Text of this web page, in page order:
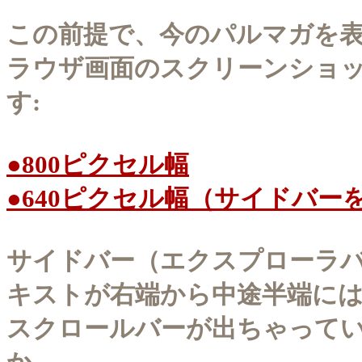
この前提で、今のパルマガを
ラウザ画面のスクリーンショ
す:
●800ピクセル幅
●640ピクセル幅（サイドバー
サイドバー（エクスプローラ
キストが右端から中途半端に
スクロールバーが出ちゃって